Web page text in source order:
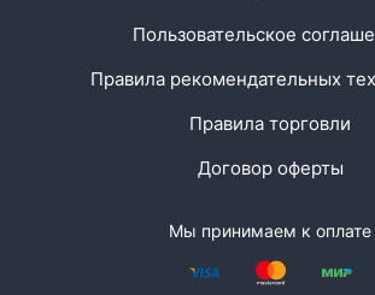
Пользовательское
Правила рекомендательных
Правила торговли
Договор оферты
Мы принимаем к оплате